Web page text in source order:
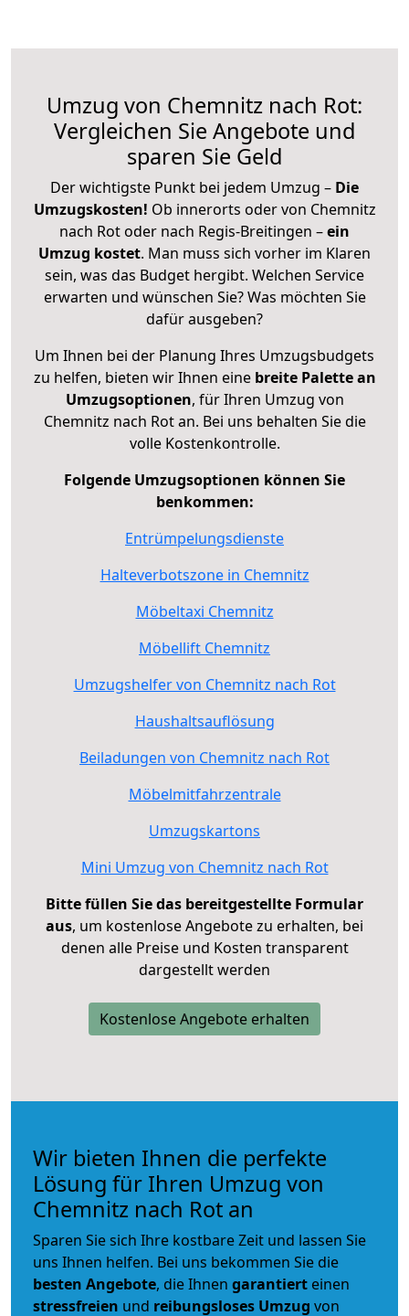
Umzug von Chemnitz nach Rot:
Vergleichen Sie Angebote und
sparen Sie Geld
Der wichtigste Punkt bei jedem Umzug – Die
Umzugskosten! Ob innerorts oder von Chemnitz
nach Rot oder nach Regis-Breitingen –ein
Umzug kostet. Man muss sich vorher im Klaren
sein, was das Budget hergibt. Welchen Service
erwarten und wünschen Sie? Was möchten Sie
dafür ausgeben?
Um Ihnen bei der Planung Ihres Umzugsbudgets
zu helfen, bieten wir Ihnen eine breite Palette an
Umzugsoptionen, für Ihren Umzug von
Chemnitz nach Rot an. Bei uns behalten Sie die
volle Kostenkontrolle.
Folgende Umzugsoptionen können Sie
benkommen:
Entrümpelungsdienste
Halteverbotszone in Chemnitz
Möbeltaxi Chemnitz
Möbellift Chemnitz
Umzugshelfer von Chemnitz nach Rot
Haushaltsauflösung
Beiladungen von Chemnitz nach Rot
Möbelmitfahrzentrale
Umzugskartons
Mini Umzug von Chemnitz nach Rot
Bitte füllen Sie das bereitgestellte Formular
aus, um kostenlose Angebote zu erhalten, bei
denen alle Preise und Kosten transparent
dargestellt werden
Kostenlose Angebote erhalten
Wir bieten Ihnen die perfekte
Lösung für Ihren Umzug von
Chemnitz nach Rot an
Sparen Sie sich Ihre kostbare Zeit und lassen Sie
uns Ihnen helfen. Bei uns bekommen Sie die
besten Angebote, die Ihnen garantiert einen
stressfreien und reibungsloses Umzug von